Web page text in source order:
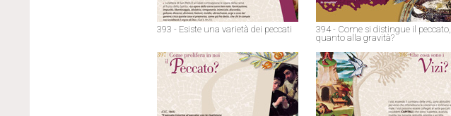
393 - Esiste una varietà dei peccati
394 - Come si distingue il peccato,
quanto alla gravità?